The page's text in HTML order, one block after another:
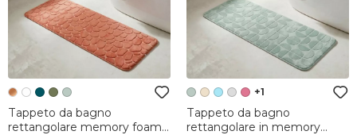
Tappeto da bagno
rettangolare memory foam
+1
Tappeto da bagno
rettangolare in memory